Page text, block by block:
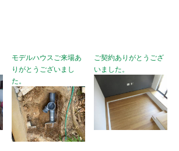
モデルハウスご来場あ
りがとうございまし
た。
ご契約ありがとうござ
いました。